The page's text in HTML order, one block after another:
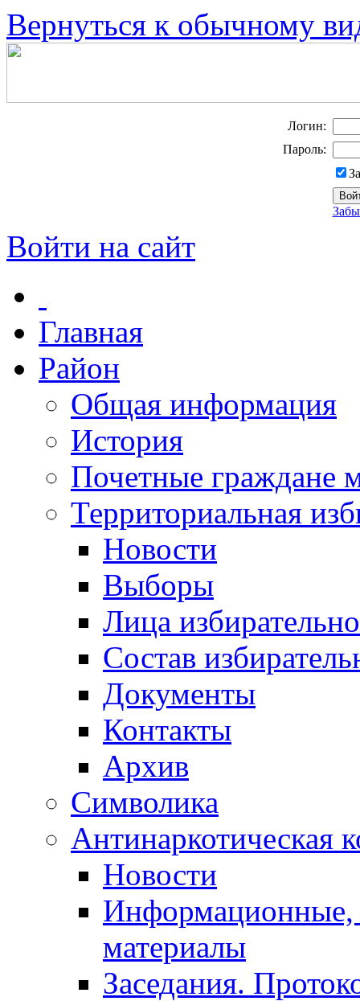
Вернуться к обычному
Логин:
Пароль:
Войти на сайт
Главная
Район
Общая информация
История
Почетные граждане
Территориальная
Новости
Выборы
Лица
Состав
Документы
Контакты
Архив
Символика
Антинаркотическая
Новости
Информационные,
материалы
Заседания.